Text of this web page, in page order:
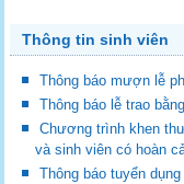
Thông tin sinh viên
Thông báo mượn lễ
Thông báo lễ trao
Chương trình khen
và sinh viên có hoàn
Thông báo tuyển